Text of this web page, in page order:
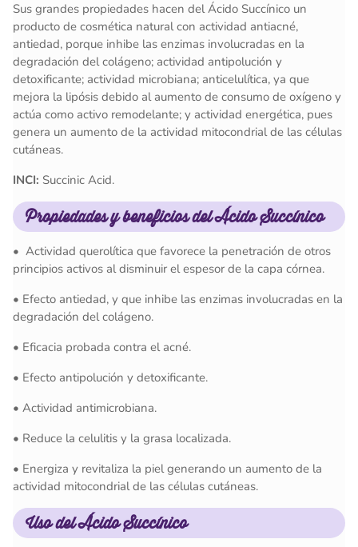
Sus grandes propiedades hacen del Ácido Succínico un
producto de cosmética natural con actividad antiacné,
antiedad, porque inhibe las enzimas involucradas en la
degradación del colágeno; actividad antipolución y
detoxificante; actividad microbiana; anticelulítica, ya que
mejora la lipósis debido al aumento de consumo de oxígeno y
actúa como activo remodelante; y actividad energética, pues
genera un aumento de la actividad mitocondrial de las células
cutáneas.
INCI: Succinic Acid.
Propiedades y beneficios del Ácido Succínico
• Actividad querolítica que favorece la penetración de otros
principios activos al disminuir el espesor de la capa córnea.
• Efecto antiedad, y que inhibe las enzimas involucradas en la
degradación del colágeno.
• Eficacia probada contra el acné.
• Efecto antipolución y detoxificante.
• Actividad antimicrobiana.
• Reduce la celulitis y la grasa localizada.
• Energiza y revitaliza la piel generando un aumento de la
actividad mitocondrial de las células cutáneas.
Uso del Ácido Succínico